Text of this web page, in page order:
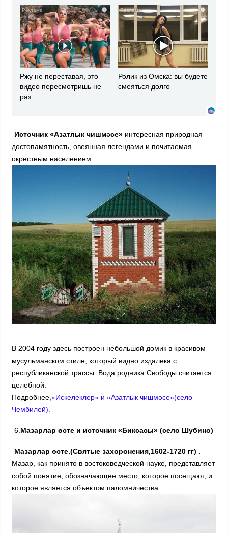
i
Ржу не переставая, это
видео пересмотришь не
раз
i
Ролик из Омска: вы будете
смеяться долго
Источник «Азатлык чишмәсе»интересная природная
достопамятность, овеянная легендами и почитаемая
окрестным населением.
В 2004 году здесь построен небольшой домик в красивом
мусульманском стиле, который видно издалека с
республиканской трассы. Вода родника Свободы считается
целебной.
Подробнее, «Искелеклер» и «Азатлык чишмәсе»(село
Чембилей).
6. Мазарлар өсте и источник «Биксасы» (село Шубино)
Мазарлар өсте.(Святые захоронения,1602-1720 гг) .
Мазар, как принято в востоковедческой науке, представляет
собой понятие, обозначающее место, которое посещают, и
которое является объектом паломничества.